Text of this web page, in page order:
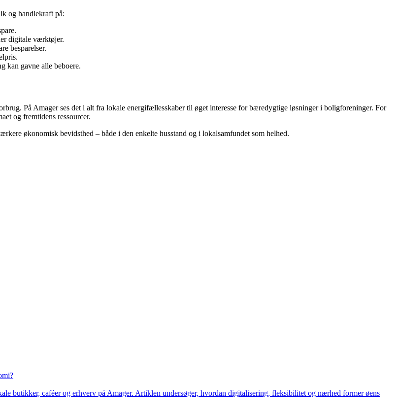
og handlekraft på:
digitale værktøjer.
besparelser.
kan gavne alle beboere.
På Amager ses det i alt fra lokale energifællesskaber til øget interesse for bæredygtige løsninger i boligforeninger. For
og fremtidens ressourcer.
økonomisk bevidsthed – både i den enkelte husstand og i lokalsamfundet som helhed.
butikker, caféer og erhverv på Amager. Artiklen undersøger, hvordan digitalisering, fleksibilitet og nærhed former øens